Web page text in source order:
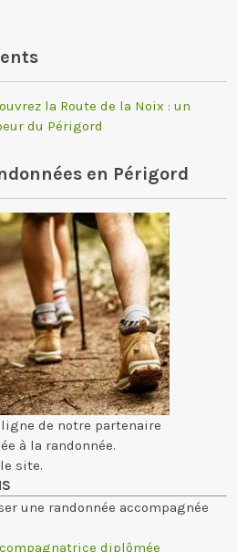
la Route de la Noix : un
du Périgord
en Périgord
de notre partenaire
à la randonnée.
site.
une randonnée accompagnée
diplômée